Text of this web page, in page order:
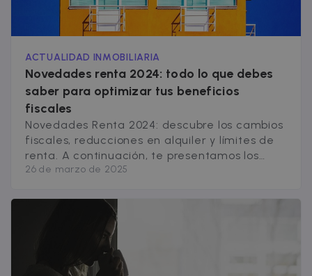
ACTUALIDAD INMOBILIARIA
Novedades renta 2024: todo lo que debes
saber para optimizar tus beneficios
fiscales
Novedades Renta 2024: descubre los cambios
fiscales, reducciones en alquiler y límites de
renta. A continuación, te presentamos los
cambios más destacados respecto al año
¿Sigues teniendo derecho al 60%? Hasta 2023,
los propietarios que alquilaban su vivienda
como residencia habitual del inquilino podían
aplicar una reducción del [&hellip;]
26 de marzo de 2025